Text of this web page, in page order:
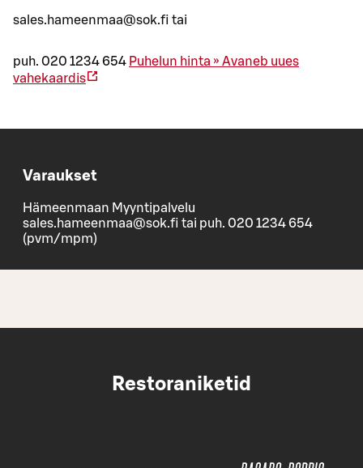
sales.hameenmaa@sok.fi tai
puh. 020 1234 654 Puhelun hinta » Avaneb uues
vahekaardis
Varaukset
Hämeenmaan Myyntipalvelu
sales.hameenmaa@sok.fi tai puh. 020 1234 654
(pvm/mpm)
Restoraniketid